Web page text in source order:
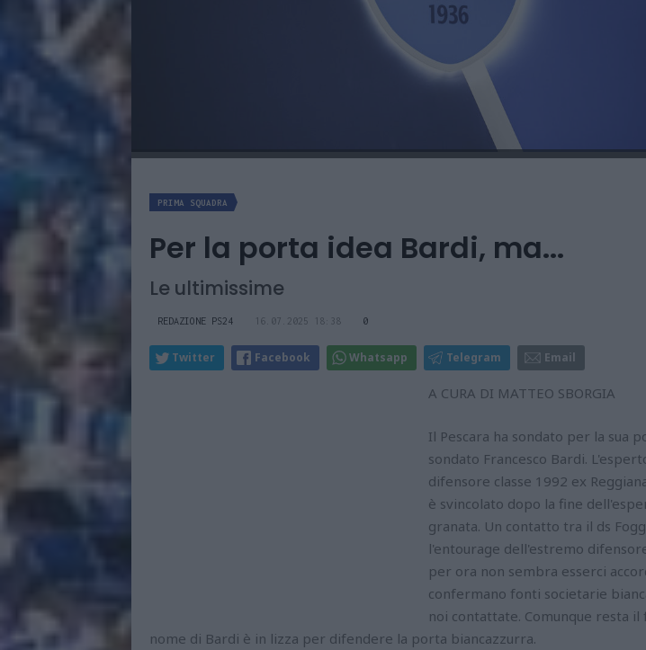
PRIMA SQUADRA
Per la porta idea Bardi, ma...
Le ultimissime
REDAZIONE PS24 16.07.2025 18:38 0
Twitter Facebook Whatsapp Telegram Email
A CURA DI MATTEO SBORGIA
Il Pescara ha sondato per la sua
sondato Francesco Bardi.
difensore classe 1992 ex
è svincolato dopo la fine
granata. Un contatto tra il ds
l'entourage dell'estremo
per ora non sembra esserci
confermano fonti societarie
noi contattate. Comunque resta il
nome di Bardi è in lizza per difendere la porta biancazzurra.